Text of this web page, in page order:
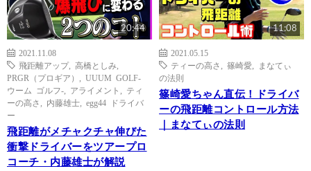
20:44
2021.11.08
飛距離アップ, 高橋としみ
PRGR（プロギア）
UUUM GOLF-
ウーム ゴルフ-
アライメント
ティ
ーの高さ
内藤雄士
egg44 ドライバ
ー
飛距離がメチャクチャ伸びた
衝撃ドライバーをツアープロ
コーチ・内藤雄士が解説
11:08
2021.05.15
ティーの高さ
篠崎愛
まなてぃ
の法則
篠崎愛ちゃん直伝！ドライバ
ーの飛距離コントロール方法
｜まなてぃの法則